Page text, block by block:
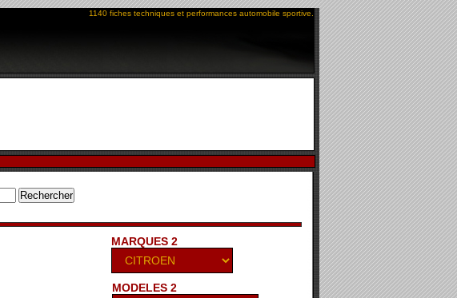
1140 fiches techniques et performances automobile sportive.
MARQUES 2
MODELES 2